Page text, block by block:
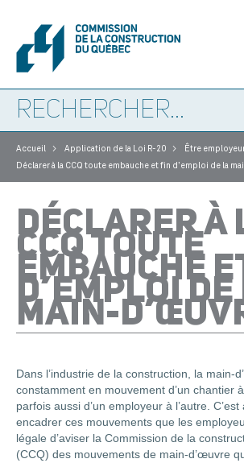
Accueil > Application de la Loi R-20 > Être
Déclarer à la CCQ toute embauche et fin d’emploi de la
DÉCLARER À
CCQ TOUTE
EMBAUCHE
D’EMPLOI
MAIN-
Dans l’industrie de la construction, la main-
constamment en mouvement d’un chantier
parfois aussi d’un employeur à l’autre.
encadrer ces mouvements que les
légale d’aviser la Commission de la
(CCQ) des mouvements de main-d’œuvre